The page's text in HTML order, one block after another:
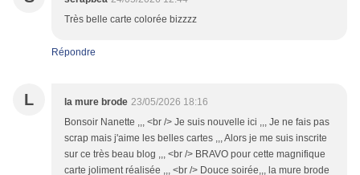
Très belle carte colorée bizzzz
Répondre
L la mure brode 23/05/2026 18:16
Bonsoir Nanette ,,, <br /> Je suis nouvelle ici ,,, Je ne fais pas
scrap mais j'aime les belles cartes ,,, Alors je me suis inscrite
sur ce très beau blog ,,, <br /> BRAVO pour cette magnifique
carte joliment réalisée ,,, <br /> Douce soirée,,, la mure brode